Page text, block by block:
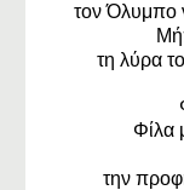
τον Όλυμπο
τη λύρα
Φίλα
την